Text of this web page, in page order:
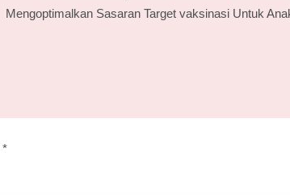
Mengoptimalkan Sasaran Target vaksinasi Untuk
*